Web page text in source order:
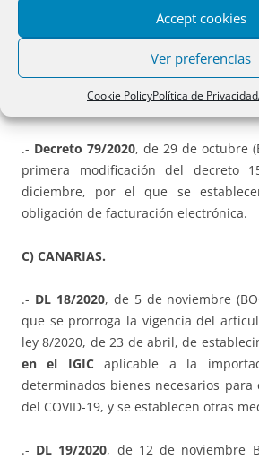
Accept cookies
Ver preferencias
Cookie PolicyPolítica de Privacidad
, de 29 de octubre
regulación de la Oficina de
Comité Asesor de Fondos Europeos.
.- Decreto 79/2020, de 29 de octubre
primera modificación del decreto
diciembre, por el que se
obligación de facturación electrónica.
C) CANARIAS.
.- DL 18/2020, de 5 de noviembre
que se prorroga la vigencia del
ley 8/2020, de 23 de abril, de
en el IGICaplicable a la
determinados bienes necesarios para
del COVID-19, y se establecen otras
.- DL 19/2020, de 12 de noviembre